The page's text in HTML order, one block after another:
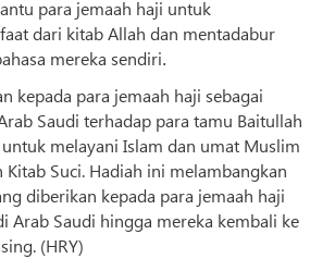
para jemaah haji untuk
dari kitab Allah dan mentadabur
mereka sendiri.
kepada para jemaah haji sebagai
Saudi terhadap para tamu Baitullah
melayani Islam dan umat Muslim
Suci. Hadiah ini melambangkan
diberikan kepada para jemaah haji
Arab Saudi hingga mereka kembali ke
(HRY)